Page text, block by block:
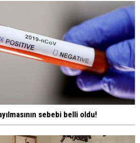
sebebi belli oldu!